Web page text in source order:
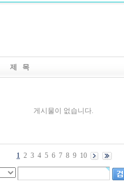
제 목
게시물이 없습니다.
1 2 3 4 5 6 7 8 9 10